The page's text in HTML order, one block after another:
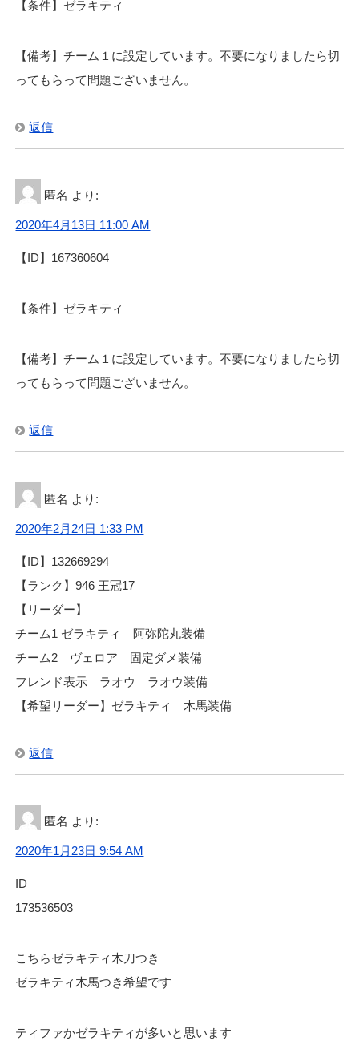
【条件】ゼラキティ
【備考】チーム１に設定しています。不要になりましたら切
ってもらって問題ございません。
返信
匿名 より:
2020年4月13日 11:00 AM
【ID】167360604
【条件】ゼラキティ
【備考】チーム１に設定しています。不要になりましたら切
ってもらって問題ございません。
返信
匿名 より:
2020年2月24日 1:33 PM
【ID】132669294
【ランク】946 王冠17
【リーダー】
チーム1 ゼラキティ 阿弥陀丸装備
チーム2 ヴェロア 固定ダメ装備
フレンド表示 ラオウ ラオウ装備
【希望リーダー】ゼラキティ 木馬装備
返信
匿名 より:
2020年1月23日 9:54 AM
ID
173536503
こちらゼラキティ木刀つき
ゼラキティ木馬つき希望です
ティファかゼラキティが多いと思います